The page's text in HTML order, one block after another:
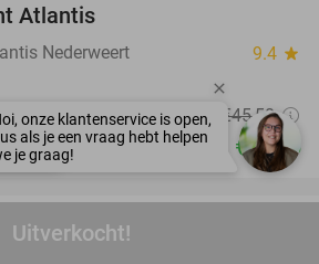
Uitverkocht!
Atlantis
Nederweert 9.4 star
Regulier €45,50
€36,95
Natur- und Tierpark
close